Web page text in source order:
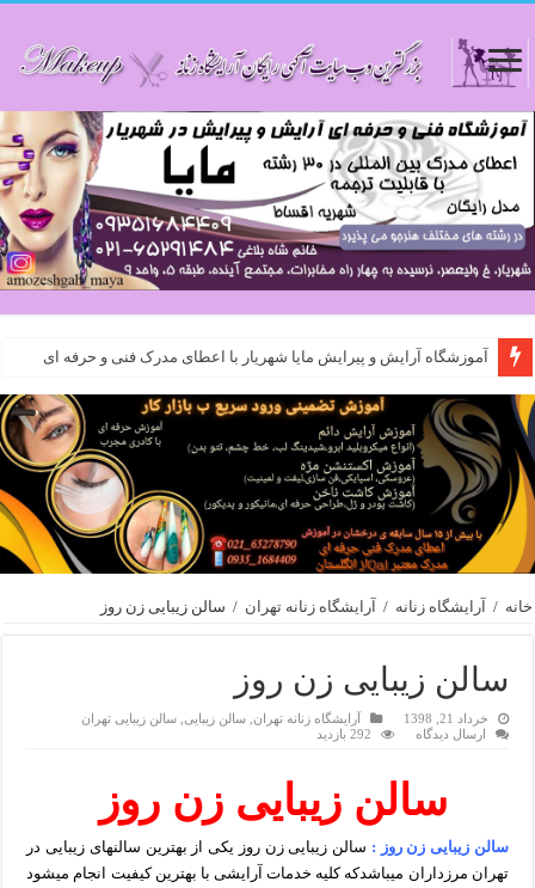
آموزشگاه آرایش و پیرایش مایا شهریار با اعطای مدرک فنی و حرفه ای
خانه / آرایشگاه زنانه / آرایشگاه زنانه تهران / سالن زیبایی زن روز
سالن زیبایی زن روز
خرداد 21, 1398 آرایشگاه زنانه تهران ,سالن زیبایی ,سالن زیبایی تهران
ارسال دیدگاه
292 بازدید
سالن زیبایی زن روز
سالن زیبایی زن روز : سالن زیبایی زن روز یکی از بهترین سالنهای زیبایی در
تهران مرزداران میباشدکه کلیه خدمات آرایشی با بهترین کیفیت انجام میشود